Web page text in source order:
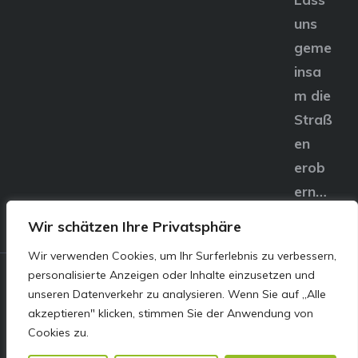
Wir schätzen Ihre Privatsphäre
Wir verwenden Cookies, um Ihr Surferlebnis zu verbessern,
personalisierte Anzeigen oder Inhalte einzusetzen und
unseren Datenverkehr zu analysieren. Wenn Sie auf „Alle
akzeptieren" klicken, stimmen Sie der Anwendung von
Cookies zu.
uns
geme
insa
m die
Straß
en
erob
ern…
© E&S Motors GmbH,
Linzer Straße 83 4240
Freistadt